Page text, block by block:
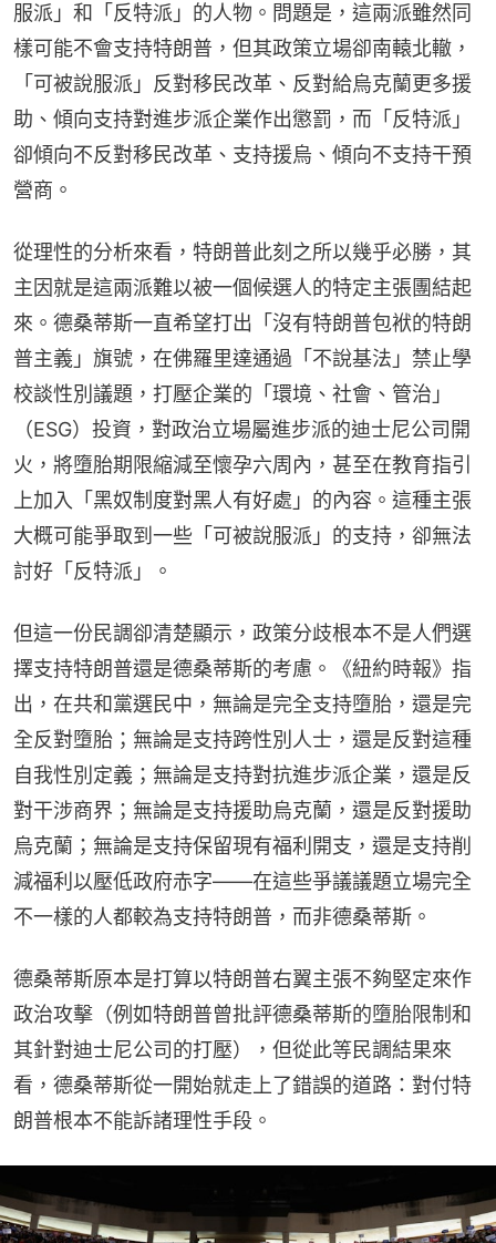
服派」和「反特派」的人物。問題是，這兩派雖然同
樣可能不會支持特朗普，但其政策立場卻南轅北轍，
「可被說服派」反對移民改革、反對給烏克蘭更多援
助、傾向支持對進步派企業作出懲罰，而「反特派」
卻傾向不反對移民改革、支持援烏、傾向不支持干預
營商。
從理性的分析來看，特朗普此刻之所以幾乎必勝，其
主因就是這兩派難以被一個候選人的特定主張團結起
來。德桑蒂斯一直希望打出「沒有特朗普包袱的特朗
普主義」旗號，在佛羅里達通過「不說基法」禁止學
校談性別議題，打壓企業的「環境、社會、管治」
（ESG）投資，對政治立場屬進步派的迪士尼公司開
火，將墮胎期限縮減至懷孕六周內，甚至在教育指引
上加入「黑奴制度對黑人有好處」的內容。這種主張
大概可能爭取到一些「可被說服派」的支持，卻無法
討好「反特派」。
但這一份民調卻清楚顯示，政策分歧根本不是人們選
擇支持特朗普還是德桑蒂斯的考慮。《紐約時報》指
出，在共和黨選民中，無論是完全支持墮胎，還是完
全反對墮胎；無論是支持跨性別人士，還是反對這種
自我性別定義；無論是支持對抗進步派企業，還是反
對干涉商界；無論是支持援助烏克蘭，還是反對援助
烏克蘭；無論是支持保留現有福利開支，還是支持削
減福利以壓低政府赤字——在這些爭議議題立場完全
不一樣的人都較為支持特朗普，而非德桑蒂斯。
德桑蒂斯原本是打算以特朗普右翼主張不夠堅定來作
政治攻擊（例如特朗普曾批評德桑蒂斯的墮胎限制和
其針對迪士尼公司的打壓），但從此等民調結果來
看，德桑蒂斯從一開始就走上了錯誤的道路：對付特
朗普根本不能訴諸理性手段。